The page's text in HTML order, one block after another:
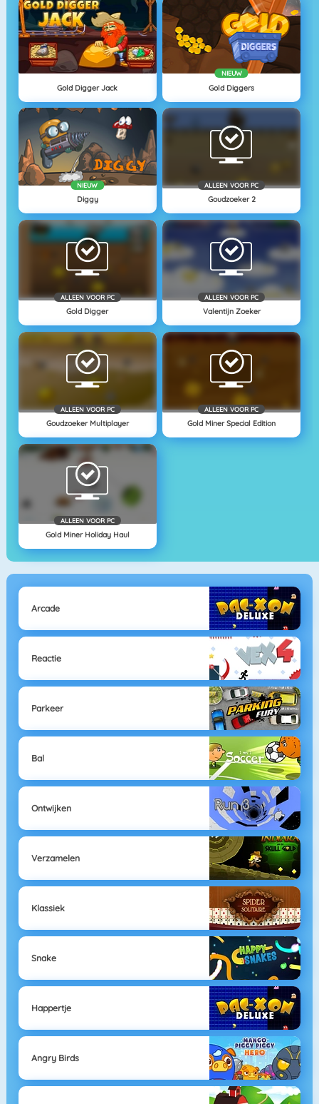
Gold Digger Jack
NIEUW
Gold Diggers
NIEUW
Diggy
ALLEEN VOOR PC
Goudzoeker 2
ALLEEN VOOR PC
Gold Digger
ALLEEN VOOR PC
Valentijn Zoeker
ALLEEN VOOR PC
Goudzoeker Multiplayer
ALLEEN VOOR PC
Gold Miner Special Edition
ALLEEN VOOR PC
Gold Miner Holiday Haul
Arcade
Reactie
Parkeer
Bal
Ontwijken
Verzamelen
Klassiek
Snake
Happertje
Angry Birds